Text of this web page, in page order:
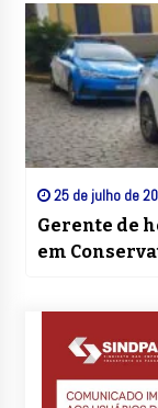
25 de julho de
Gerente de
em